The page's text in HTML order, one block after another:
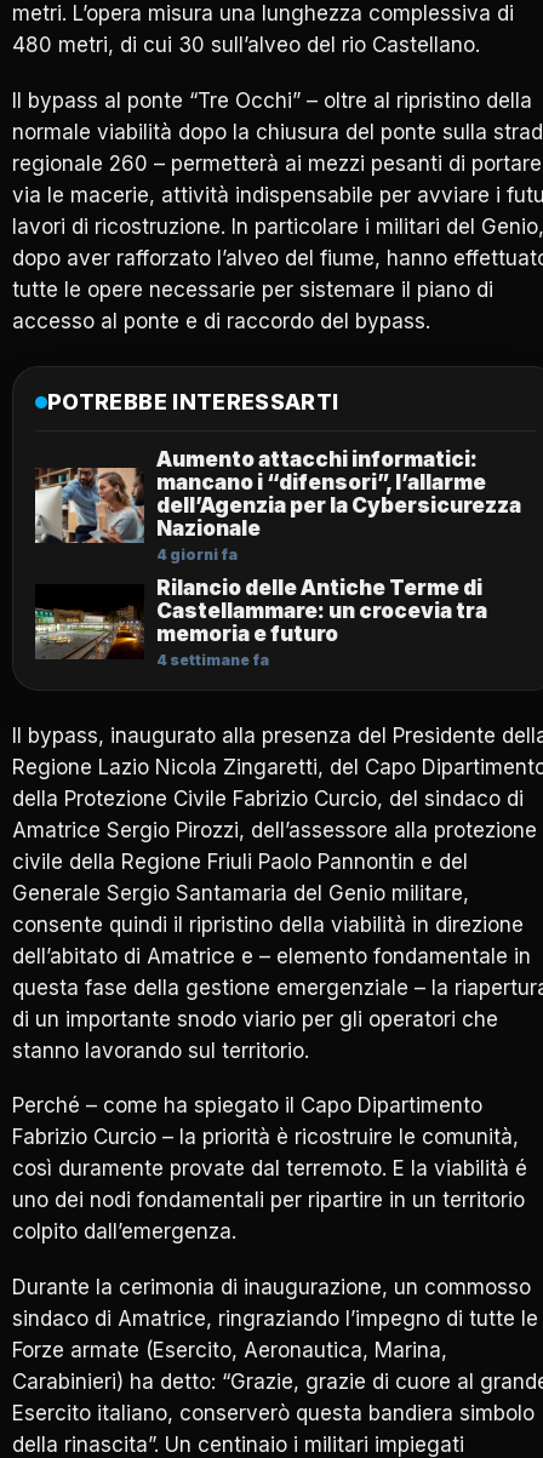
metri. L’opera misura una lunghezza complessiva di
480 metri, di cui 30 sull’alveo del rio Castellano.
Il bypass al ponte “Tre Occhi” – oltre al ripristino della
normale viabilità dopo la chiusura del ponte sulla
regionale 260 – permetterà ai mezzi pesanti di portare
via le macerie, attività indispensabile per avviare i
lavori di ricostruzione. In particolare i militari del Genio,
dopo aver rafforzato l’alveo del fiume, hanno
tutte le opere necessarie per sistemare il piano di
accesso al ponte e di raccordo del bypass.
POTREBBE INTERESSARTI
Aumento attacchi informatici:
mancano i “difensori”, l’allarme
dell’Agenzia per la Cybersicurezza
Nazionale
4 giorni fa
Rilancio delle Antiche Terme di
Castellammare: un crocevia tra
memoria e futuro
4 settimane fa
Il bypass, inaugurato alla presenza del Presidente
Regione Lazio Nicola Zingaretti, del Capo
della Protezione Civile Fabrizio Curcio, del sindaco di
Amatrice Sergio Pirozzi, dell’assessore alla protezione
civile della Regione Friuli Paolo Pannontin e del
Generale Sergio Santamaria del Genio militare,
consente quindi il ripristino della viabilità in direzione
dell’abitato di Amatrice e – elemento fondamentale in
questa fase della gestione emergenziale – la
di un importante snodo viario per gli operatori che
stanno lavorando sul territorio.
Perché – come ha spiegato il Capo Dipartimento
Fabrizio Curcio – la priorità è ricostruire le comunità,
così duramente provate dal terremoto. E la viabilità é
uno dei nodi fondamentali per ripartire in un territorio
colpito dall’emergenza.
Durante la cerimonia di inaugurazione, un commosso
sindaco di Amatrice, ringraziando l’impegno di tutte le
Forze armate (Esercito, Aeronautica, Marina,
Carabinieri) ha detto: “Grazie, grazie di cuore al
Esercito italiano, conserverò questa bandiera simbolo
della rinascita”. Un centinaio i militari impiegati